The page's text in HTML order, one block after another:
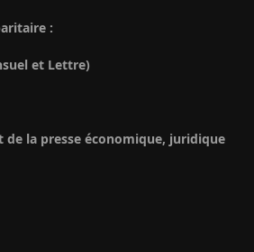
:
et Lettre)
de la presse économique, juridique